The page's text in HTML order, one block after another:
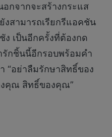
อกจากจะสร้างกระแส
งสามารถเรียกรีแอคชัน
ง เป็นอีกครั้งที่ต้องกด
กชิ้นนี้อีกรอบพร้อมคำ
“อย่าลืมรักษาสิทธิ์ของ
คุณ สิทธิ์ของคุณ”